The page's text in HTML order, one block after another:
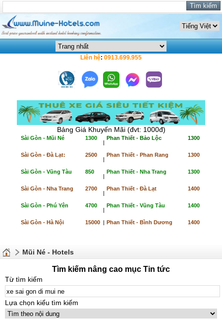
Liên hệ: 0913.699.955
Bảng Giá Khuyến Mãi (đvt: 1000đ)
Sài Gòn - Mũi Né 1300
|
Phan Thiết - Bảo Lộc 1300
Sài Gòn - Đà Lạt: 2500
|
Phan Thiết - Phan Rang 1300
Sài Gòn - Vũng Tàu 850
|
Phan Thiết - Nha Trang 1300
Sài Gòn - Nha Trang 2700
|
Phan Thiết - Đà Lạt 1400
Sài Gòn - Phú Yên 4700
|
Phan Thiết - Vũng Tàu 1400
Sài Gòn - Hà Nội 15000 | Phan Thiết - Bình Dương 1400
Mũi Né - Hotels
Tìm kiếm nâng cao mục Tin tức
Từ tìm kiếm
Lựa chọn kiểu tìm kiếm